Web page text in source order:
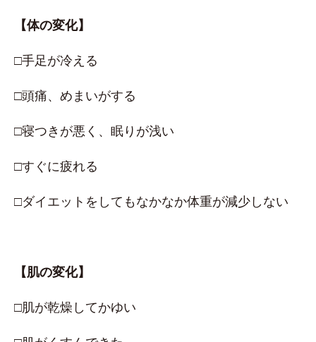
【体の変化】
□手足が冷える
□頭痛、めまいがする
□寝つきが悪く、眠りが浅い
□すぐに疲れる
□ダイエットをしてもなかなか体重が減少しない
【肌の変化】
□肌が乾燥してかゆい